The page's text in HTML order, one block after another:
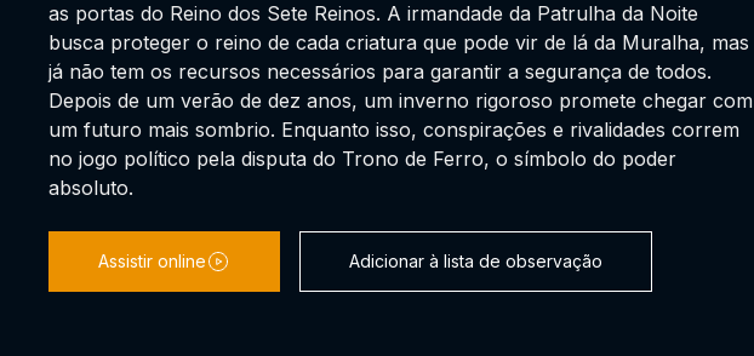
as portas do Reino dos Sete Reinos. A irmandade da Patrulha da Noite
busca proteger o reino de cada criatura que pode vir de lá da Muralha, mas
já não tem os recursos necessários para garantir a segurança de todos.
Depois de um verão de dez anos, um inverno rigoroso promete chegar com
um futuro mais sombrio. Enquanto isso, conspirações e rivalidades correm
no jogo político pela disputa do Trono de Ferro, o símbolo do poder
absoluto.
Assistir online Adicionar à lista de observação